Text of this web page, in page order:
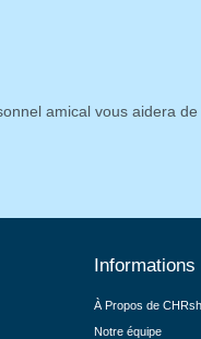
amical vous aidera
Informations
À Propos de
Notre équipe